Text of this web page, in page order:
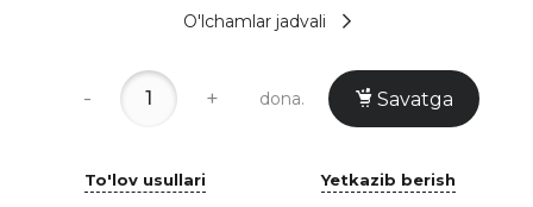
O'lchamlar jadvali
- + dona. Savatga
To'lov usullari Yetkazib berish